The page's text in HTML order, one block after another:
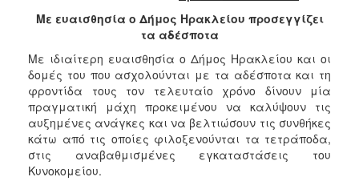
2017
2015
2013
2012
2011
2010
Με ευαισθησία ο Δήμος Ηρακλείου προσεγγίζει
τα αδέσποτα
Με ιδιαίτερη ευαισθησία ο Δήμος Ηρακλείου και οι
δομές του που ασχολούνται με τα αδέσποτα και τη
φροντίδα τους τον τελευταίο χρόνο δίνουν μία
πραγματική μάχη προκειμένου να καλύψουν τις
αυξημένες ανάγκες και να βελτιώσουν τις συνθήκες
κάτω από τις οποίες φιλοξενούνται τα τετράποδα,
στις αναβαθμισμένες εγκαταστάσεις του
Κυνοκομείου.